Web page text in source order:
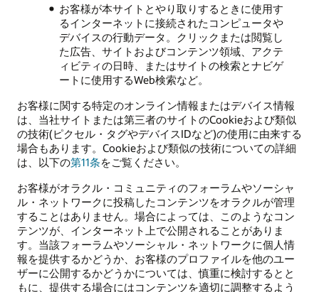
お客様が本サイトとやり取りするときに使用す
るインターネットに接続されたコンピュータや
デバイスの行動データ。クリックまたは閲覧し
た広告、サイトおよびコンテンツ領域、アクテ
ィビティの日時、またはサイトの検索とナビゲ
ートに使用するWeb検索など。
お客様に関する特定のオンライン情報またはデバイス情報
は、当社サイトまたは第三者のサイトのCookieおよび類似
の技術(ピクセル・タグやデバイスIDなど)の使用に由来する
場合もあります。Cookieおよび類似の技術についての詳細
は、以下の第11条をご覧ください。
お客様がオラクル・コミュニティのフォーラムやソーシャ
ル・ネットワークに投稿したコンテンツをオラクルが管理
することはありません。場合によっては、このようなコン
テンツが、インターネット上で公開されることがありま
す。当該フォーラムやソーシャル・ネットワークに個人情
報を提供するかどうか、お客様のプロファイルを他のユー
ザーに公開するかどうかについては、慎重に検討するとと
もに、提供する場合にはコンテンツを適切に調整するよう